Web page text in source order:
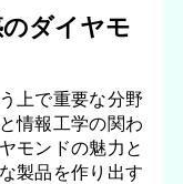
ダイヤモ
上で重要な分野
情報工学の関わ
モンドの魅力と
製品を作り出す